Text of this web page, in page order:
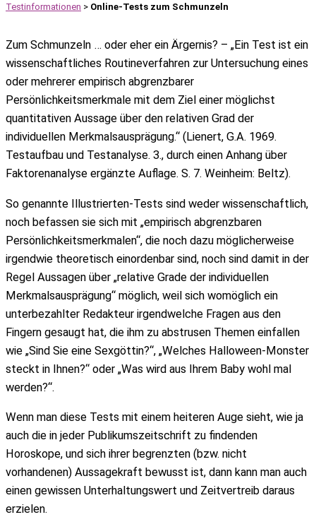
Testinformationen > Online-Tests zum Schmunzeln
Zum Schmunzeln … oder eher ein Ärgernis? – „Ein Test ist ein
wissenschaftliches Routineverfahren zur Untersuchung eines
oder mehrerer empirisch abgrenzbarer
Persönlichkeitsmerkmale mit dem Ziel einer möglichst
quantitativen Aussage über den relativen Grad der
individuellen Merkmalsausprägung.“ (Lienert, G.A. 1969.
Testaufbau und Testanalyse. 3., durch einen Anhang über
Faktorenanalyse ergänzte Auflage. S. 7. Weinheim: Beltz).
So genannte Illustrierten-Tests sind weder wissenschaftlich,
noch befassen sie sich mit „empirisch abgrenzbaren
Persönlichkeitsmerkmalen“, die noch dazu möglicherweise
irgendwie theoretisch einordenbar sind, noch sind damit in der
Regel Aussagen über „relative Grade der individuellen
Merkmalsausprägung“ möglich, weil sich womöglich ein
unterbezahlter Redakteur irgendwelche Fragen aus den
Fingern gesaugt hat, die ihm zu abstrusen Themen einfallen
wie „Sind Sie eine Sexgöttin?“, „Welches Halloween-Monster
steckt in Ihnen?“ oder „Was wird aus Ihrem Baby wohl mal
werden?“.
Wenn man diese Tests mit einem heiteren Auge sieht, wie ja
auch die in jeder Publikumszeitschrift zu findenden
Horoskope, und sich ihrer begrenzten (bzw. nicht
vorhandenen) Aussagekraft bewusst ist, dann kann man auch
einen gewissen Unterhaltungswert und Zeitvertreib daraus
erzielen.